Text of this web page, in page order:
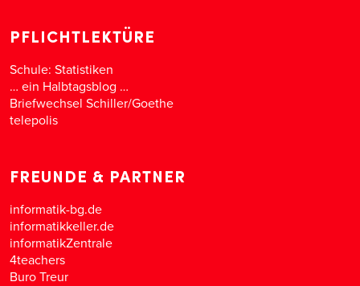
PFLICHTLEKTÜRE
Schule: Statistiken
… ein Halbtagsblog …
Briefwechsel Schiller/Goethe
telepolis
FREUNDE & PARTNER
informatik-bg.de
informatikkeller.de
informatikZentrale
4teachers
Buro Treur